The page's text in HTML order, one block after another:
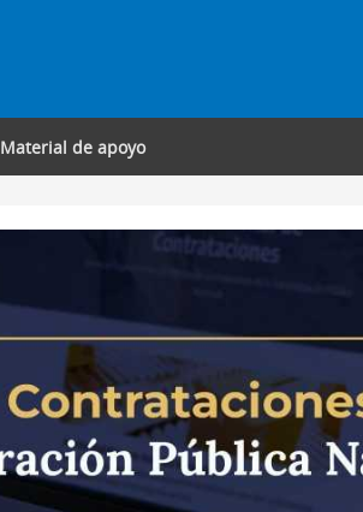
Material de apoyo